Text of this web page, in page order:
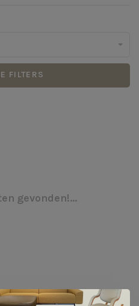
FILTERS
gevonden!...